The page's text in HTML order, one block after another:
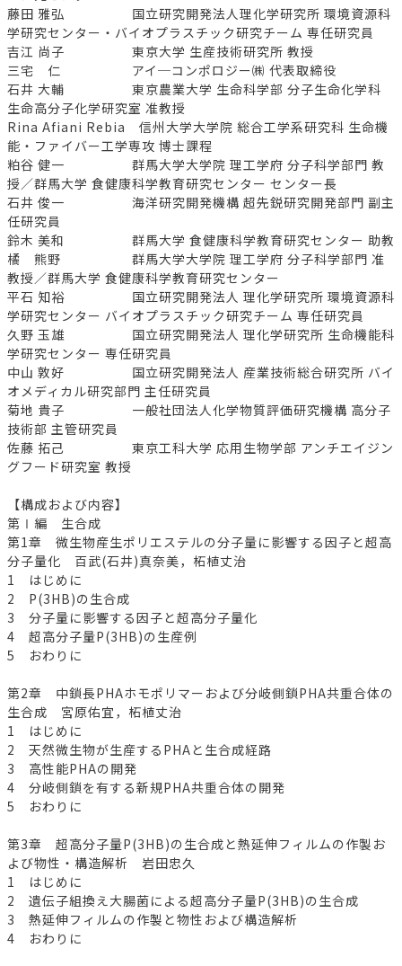
藤田 雅弘 国立研究開発法人理化学研究所 環境資源科
学研究センター・バイオプラスチック研究チーム 専任研究員
吉江 尚子 東京大学 生産技術研究所 教授
三宅 仁 アイ─コンポロジー㈱ 代表取締役
石井 大輔 東京農業大学 生命科学部 分子生命化学科
生命高分子化学研究室 准教授
Rina Afiani Rebia 信州大学大学院 総合工学系研究科 生命機
能・ファイバー工学専攻 博士課程
粕谷 健一 群馬大学大学院 理工学府 分子科学部門 教
授／群馬大学 食健康科学教育研究センター センター長
石井 俊一 海洋研究開発機構 超先鋭研究開発部門 副主
任研究員
鈴木 美和 群馬大学 食健康科学教育研究センター 助教
橘 熊野 群馬大学大学院 理工学府 分子科学部門 准
教授／群馬大学 食健康科学教育研究センター
平石 知裕 国立研究開発法人 理化学研究所 環境資源科
学研究センター バイオプラスチック研究チーム 専任研究員
久野 玉雄 国立研究開発法人 理化学研究所 生命機能科
学研究センター 専任研究員
中山 敦好 国立研究開発法人 産業技術総合研究所 バイ
オメディカル研究部門 主任研究員
菊地 貴子 一般社団法人化学物質評価研究機構 高分子
技術部 主管研究員
佐藤 拓己 東京工科大学 応用生物学部 アンチエイジン
グフード研究室 教授
【構成および内容】
第Ⅰ編 生合成
第1章 微生物産生ポリエステルの分子量に影響する因子と超高
分子量化 百武(石井)真奈美，柘植丈治
1 はじめに
2 P(3HB)の生合成
3 分子量に影響する因子と超高分子量化
4 超高分子量P(3HB)の生産例
5 おわりに
第2章 中鎖長PHAホモポリマーおよび分岐側鎖PHA共重合体の
生合成 宮原佑宜，柘植丈治
1 はじめに
2 天然微生物が生産するPHAと生合成経路
3 高性能PHAの開発
4 分岐側鎖を有する新規PHA共重合体の開発
5 おわりに
第3章 超高分子量P(3HB)の生合成と熱延伸フィルムの作製お
よび物性・構造解析 岩田忠久
1 はじめに
2 遺伝子組換え大腸菌による超高分子量P(3HB)の生合成
3 熱延伸フィルムの作製と物性および構造解析
4 おわりに